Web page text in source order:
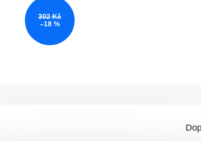
302 Kč
–18 %